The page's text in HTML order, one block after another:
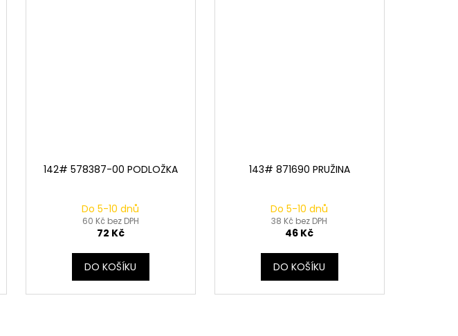
142# 578387-00 PODLOŽKA
Do 5-10 dnů
60 Kč bez DPH
72 Kč
DO KOŠÍKU
143# 871690 PRUŽINA
Do 5-10 dnů
38 Kč bez DPH
46 Kč
DO KOŠÍKU